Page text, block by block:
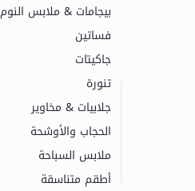
بيجامات & ملابس النوم
فساتين
جاكيتات
تنورة
جلابيات & مخاوير
الحجاب والأوشحة
ملابس السباحة
أطقم متناسقة